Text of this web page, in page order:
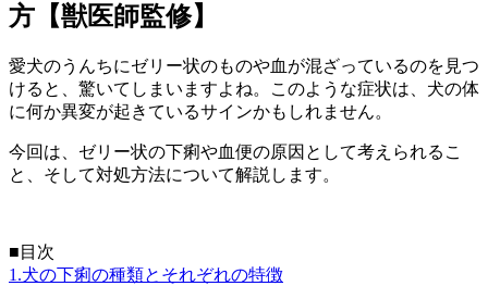
方【獣医師監修】
愛犬のうんちにゼリー状のものや血が混ざっているのを見つ
けると、驚いてしまいますよね。このような症状は、犬の体
に何か異変が起きているサインかもしれません。
今回は、ゼリー状の下痢や血便の原因として考えられるこ
と、そして対処方法について解説します。
■目次
1.犬の下痢の種類とそれぞれの特徴